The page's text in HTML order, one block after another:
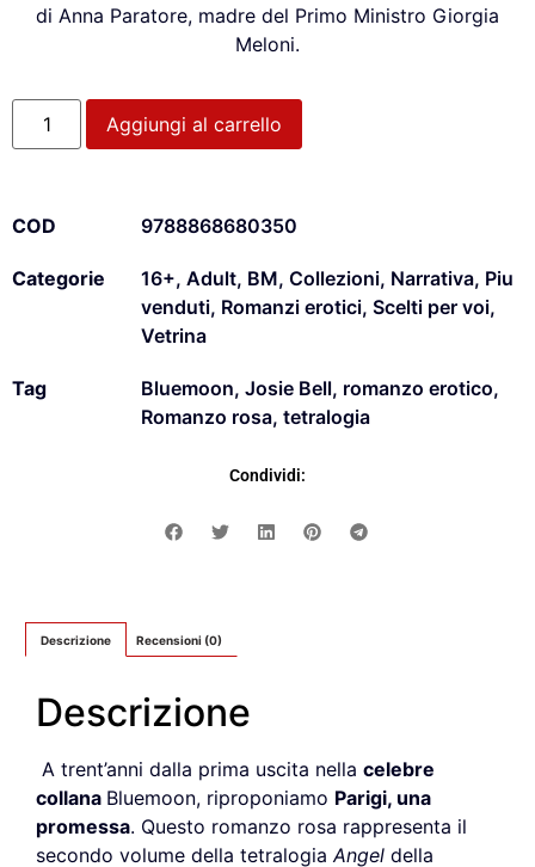
di Anna Paratore, madre del Primo Ministro Giorgia
Meloni.
Aggiungi al carrello
COD 9788868680350
Categorie 16+, Adult, BM, Collezioni, Narrativa, Piu
venduti, Romanzi erotici, Scelti per voi,
Vetrina
Tag Bluemoon, Josie Bell, romanzo erotico,
Romanzo rosa, tetralogia
Condividi:
Descrizione Recensioni (0)
Descrizione
A trent’anni dalla prima uscita nella celebre
collana Bluemoon, riproponiamo Parigi, una
promessa. Questo romanzo rosa rappresenta il
secondo volume della tetralogiaAngel della